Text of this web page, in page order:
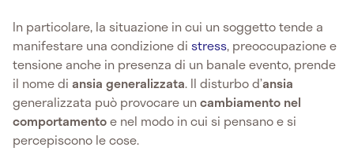
In particolare, la situazione in cui un soggetto tende a
manifestare una condizione di stress, preoccupazione e
tensione anche in presenza di un banale evento, prende
il nome di ansia generalizzata. Il disturbo d’ansia
generalizzata può provocare uncambiamento nel
comportamentoe nel modo in cui si pensano e si
percepiscono le cose.